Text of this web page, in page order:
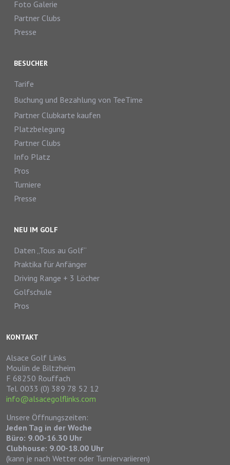
Foto Galerie
Partner Clubs
Presse
BESUCHER
Tarife
Buchung und Bezahlung von TeeTime
Partner Clubkarte kaufen
Platzbelegung
Partner Clubs
Info Platz
Pros
Turniere
Presse
NEU IM GOLF
Daten „Tous au Golf“
Praktika für Anfänger
Driving Range + 3 Löcher
Golfschule
Pros
KONTAKT
Alsace Golf Links
Moulin de Biltzheim
F 68250 Rouffach
Tel. 0033 (0) 389 78 52 12
info@alsacegolflinks.com
Unsere Öffnungszeiten:
Jeden Tag in der Woche
Büro: 9.00-16.30 Uhr
Clubhouse: 9.00-18.00 Uhr
(kann je nach Wetter oder Turniervariieren)